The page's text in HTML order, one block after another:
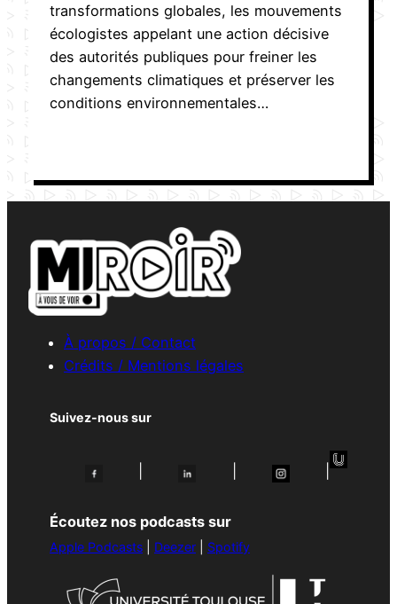
transformations globales, les mouvements
écologistes appelant une action décisive
des autorités publiques pour freiner les
changements climatiques et préserver les
conditions environnementales…
À propos / Contact
Crédits / Mentions légales
Suivez-nous sur
Écoutez nos podcasts sur
Apple Podcasts Deezer Spotify